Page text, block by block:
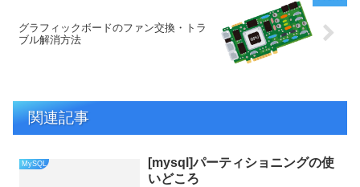
グラフィックボードのファン交換・トラ
ブル解消方法
関連記事
MySQL
[mysql]パーティショニングの使
いどころ